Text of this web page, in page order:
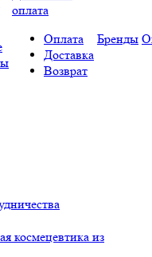
оплата
Оплата
Доставка
Возврат
Бренды